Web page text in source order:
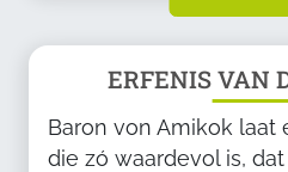
ERFENIS VAN
Baron von Amikok laat
die zó waardevol is,